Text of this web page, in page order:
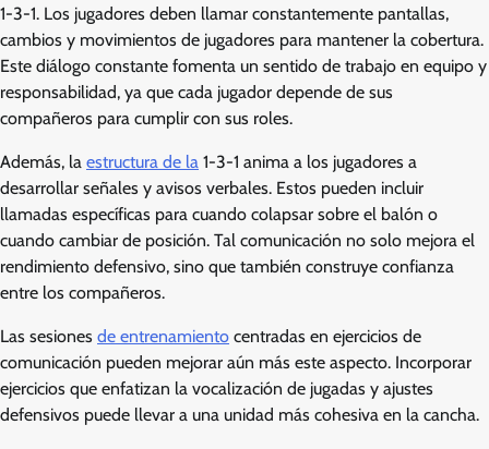
1-3-1. Los jugadores deben llamar constantemente pantallas,
cambios y movimientos de jugadores para mantener la cobertura.
Este diálogo constante fomenta un sentido de trabajo en equipo y
responsabilidad, ya que cada jugador depende de sus
compañeros para cumplir con sus roles.
Además, la estructura de la 1-3-1 anima a los jugadores a
desarrollar señales y avisos verbales. Estos pueden incluir
llamadas específicas para cuando colapsar sobre el balón o
cuando cambiar de posición. Tal comunicación no solo mejora el
rendimiento defensivo, sino que también construye confianza
entre los compañeros.
Las sesiones de entrenamiento centradas en ejercicios de
comunicación pueden mejorar aún más este aspecto. Incorporar
ejercicios que enfatizan la vocalización de jugadas y ajustes
defensivos puede llevar a una unidad más cohesiva en la cancha.